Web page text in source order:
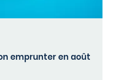
emprunter en août